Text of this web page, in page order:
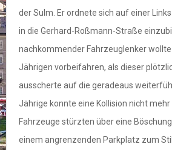
der Sulm. Er ordnete sich auf einer
in die Gerhard-Roßmann-Straße
nachkommender Fahrzeuglenker
Jährigen vorbeifahren, als dieser
ausscherte auf die geradeaus
Jährige konnte eine Kollision nicht
Fahrzeuge stürzten über eine
einem angrenzenden Parkplatz zum